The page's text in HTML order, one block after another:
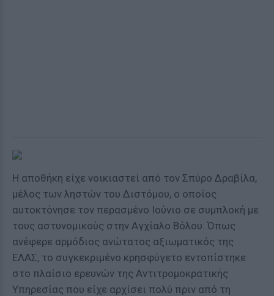
Η αποθήκη είχε νοικιαστεί από τον Σπύρο Δραβίλα,
μέλος των ληστών του Διστόμου, ο οποίος
αυτοκτόνησε τον περασμένο Ιούνιο σε συμπλοκή με
τους αστυνομικούς στην Αγχίαλο Βόλου. Όπως
ανέφερε αρμόδιος ανώτατος αξιωματικός της
ΕΛΑΣ, το συγκεκριμένο κρησφύγετο εντοπίστηκε
στο πλαίσιο ερευνών της Αντιτρομοκρατικής
Υπηρεσίας που είχε αρχίσει πολύ πριν από τη